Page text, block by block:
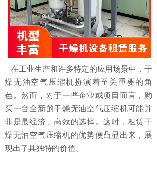
在工业生产和许多特定的应用场景中，干
燥无油空气压缩机扮演着至关重要的角
色。然而，对于一些企业或项目而言，购
买一台全新的干燥无油空气压缩机可能并
非是最经济、高效的选择。这时，租赁干
燥无油空气压缩机的优势便凸显出来，展
现出了其独特的价值。